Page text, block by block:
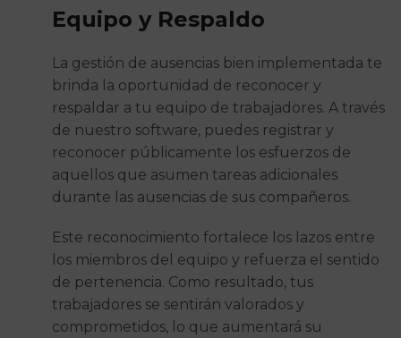
Equipo y Respaldo
La gestión de ausencias bien implementada te
brinda la oportunidad de reconocer y
respaldar a tu equipo de trabajadores. A través
de nuestro software, puedes registrar y
reconocer públicamente los esfuerzos de
aquellos que asumen tareas adicionales
durante las ausencias de sus compañeros.
Este reconocimiento fortalece los lazos entre
los miembros del equipo y refuerza el sentido
de pertenencia. Como resultado, tus
trabajadores se sentirán valorados y
comprometidos, lo que aumentará su